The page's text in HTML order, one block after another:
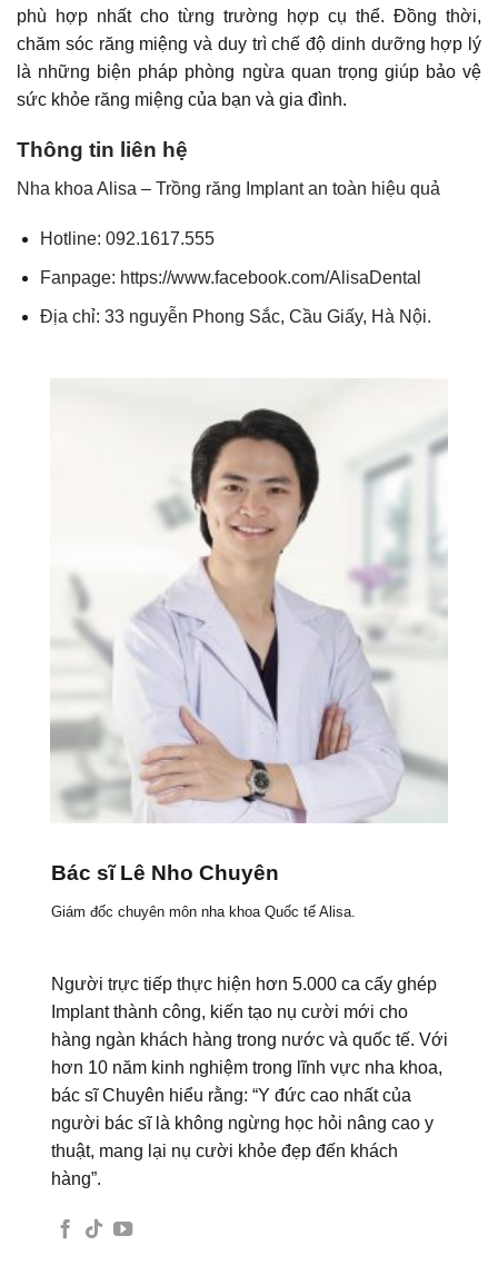
phù hợp nhất cho từng trường hợp cụ thể. Đồng thời,
chăm sóc răng miệng và duy trì chế độ dinh dưỡng hợp lý
là những biện pháp phòng ngừa quan trọng giúp bảo vệ
sức khỏe răng miệng của bạn và gia đình.
Thông tin liên hệ
Nha khoa Alisa – Trồng răng Implantan toàn hiệu quả
Hotline: 092.1617.555
Fanpage: https://www.facebook.com/AlisaDental
Địa chỉ: 33 nguyễn Phong Sắc, Cầu Giấy, Hà Nội.
Bác sĩ Lê Nho Chuyên
Giám đốc chuyên môn nha khoa Quốc tế Alisa.
Người trực tiếp thực hiện hơn 5.000 ca cấy ghép
Implant thành công, kiến tạo nụ cười mới cho
hàng ngàn khách hàng trong nước và quốc tế. Với
hơn 10 năm kinh nghiệm trong lĩnh vực nha khoa,
bác sĩ Chuyên hiểu rằng: “Y đức cao nhất của
người bác sĩ là không ngừng học hỏi nâng cao y
thuật, mang lại nụ cười khỏe đẹp đến khách
hàng”.